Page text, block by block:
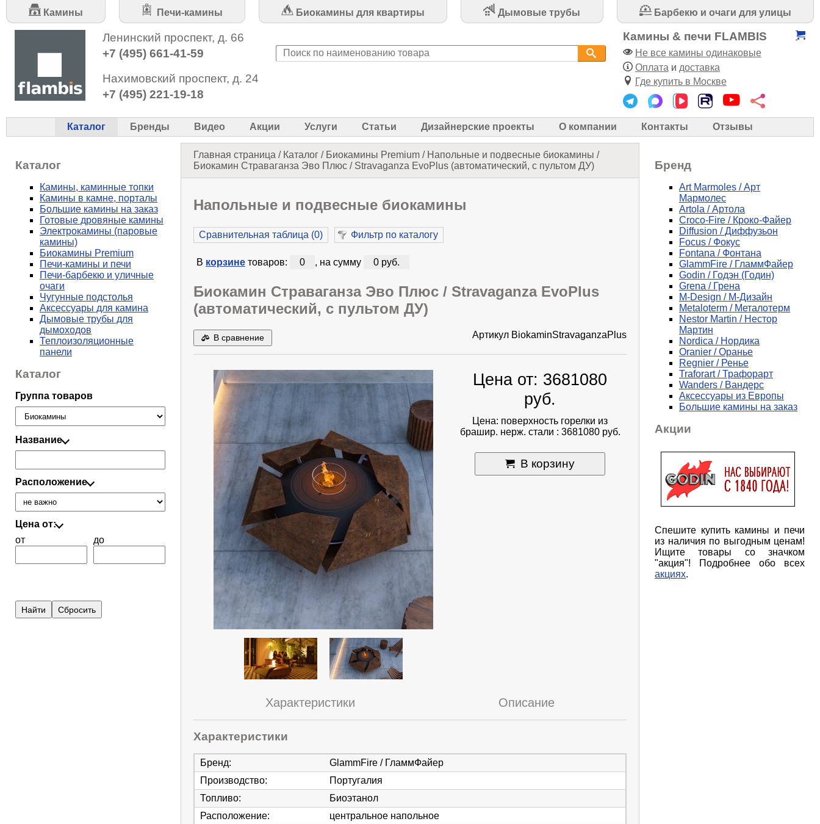
Камины Печи-камины Биокамины для квартиры Дымовые трубы Барбекю и очаги для улицы
Ленинский проспект, д. 66
+7 (495) 661-41-59
Нахимовский проспект, д. 24
+7 (495) 221-19-18
Камины & печи FLAMBIS
Не все камины одинаковые
Оплата и доставка
Где купить в Москве
Каталог Бренды Видео Акции Услуги Статьи Дизайнерские проекты О компании Контакты Отзывы
Главная страница / Каталог / Биокамины Premium / Напольные и подвесные биокамины /
Биокамин Страваганза Эво Плюс / Stravaganza EvoPlus (автоматический, с пультом ДУ)
Напольные и подвесные биокамины
Сравнительная таблица (0) Фильтр по каталогу
В корзинетоваров: 0 , на сумму 0 руб.
Биокамин Страваганза Эво Плюс / Stravaganza EvoPlus
(автоматический, с пультом ДУ)
В сравнение Артикул BiokaminStravaganzaPlus
Цена от: 3681080
руб.
Цена: поверхность горелки из
брашир. нерж. стали : 3681080 руб.
В корзину
Характеристики Описание
Характеристики
Бренд:
GlammFire / ГламмФайер
Производство:
Португалия
Топливо:
Биоэтанол
Расположение:
центральное напольное
Каталог
Камины, каминные топки
Камины в камне, порталы
Большие камины на заказ
Готовые дровяные камины
Электрокамины (паровые
камины)
Биокамины Premium
Печи-камины и печи
Печи-барбекю и уличные
очаги
Чугунные подстолья
Аксессуары для камина
Дымовые трубы для
дымоходов
Теплоизоляционные
панели
Каталог
Группа товаров
Название
Расположение
Цена от:
от
до
Бренд
Art Marmoles / Арт
Мармолес
Artola / Артола
Croco-Fire / Кроко-Файер
Diffusion / Диффузьон
Focus / Фокус
Fontana / Фонтана
GlammFire / ГламмФайер
Godin / Годэн (Годин)
Grena / Грена
M-Design / М-Дизайн
Metaloterm / Металотерм
Nestor Martin / Нестор
Мартин
Nordica / Нордика
Oranier / Оранье
Regnier / Ренье
Traforart / Трафорарт
Wanders / Вандерс
Аксессуары из Европы
Большие камины на заказ
Акции
Спешите купить камины и печи
из наличия по выгодным ценам!
Ищите товары со значком
"акция"! Подробнее обо всех
акциях.